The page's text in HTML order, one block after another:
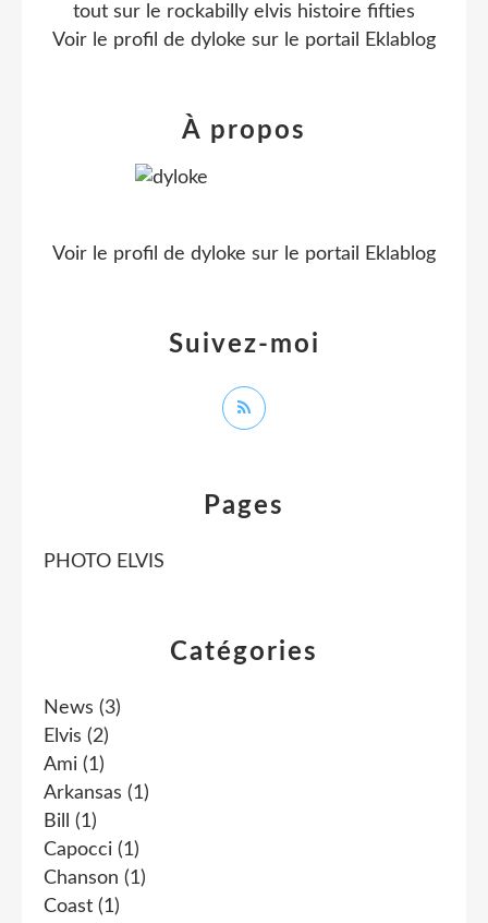
Catégories
News (3)
Elvis (2)
Ami (1)
Arkansas (1)
Bill
(1)
Capocci (1)
Chanson (1)
Coast (1)
Pages
PHOTO ELVIS
tout sur le rockabilly elvis histoire fifties
Voir le profil de dyloke sur le portail Eklablog
Suivez-moi
À propos
Voir le profil de dyloke sur le portail Eklablog